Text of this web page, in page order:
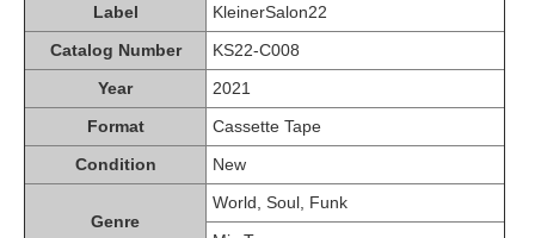
Label
KleinerSalon22
Catalog Number
KS22-C008
Year
2021
Format
Cassette Tape
Condition
New
Genre
World, Soul, Funk